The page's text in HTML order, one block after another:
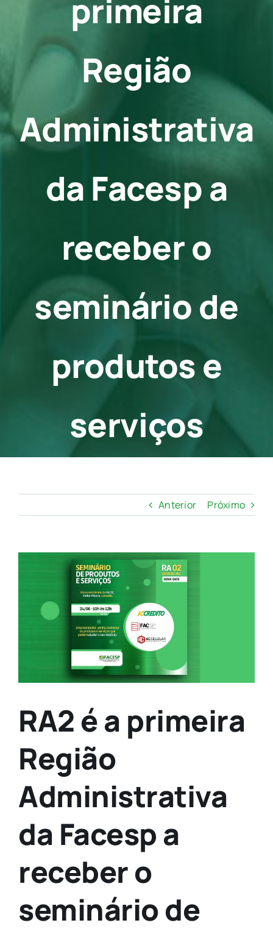
primeira
Região
Administrativa
da Facesp a
receber o
seminário de
produtos e
serviços
Anterior Próximo
RA2 é a primeira
Região
Administrativa
da Facesp a
receber o
seminário de